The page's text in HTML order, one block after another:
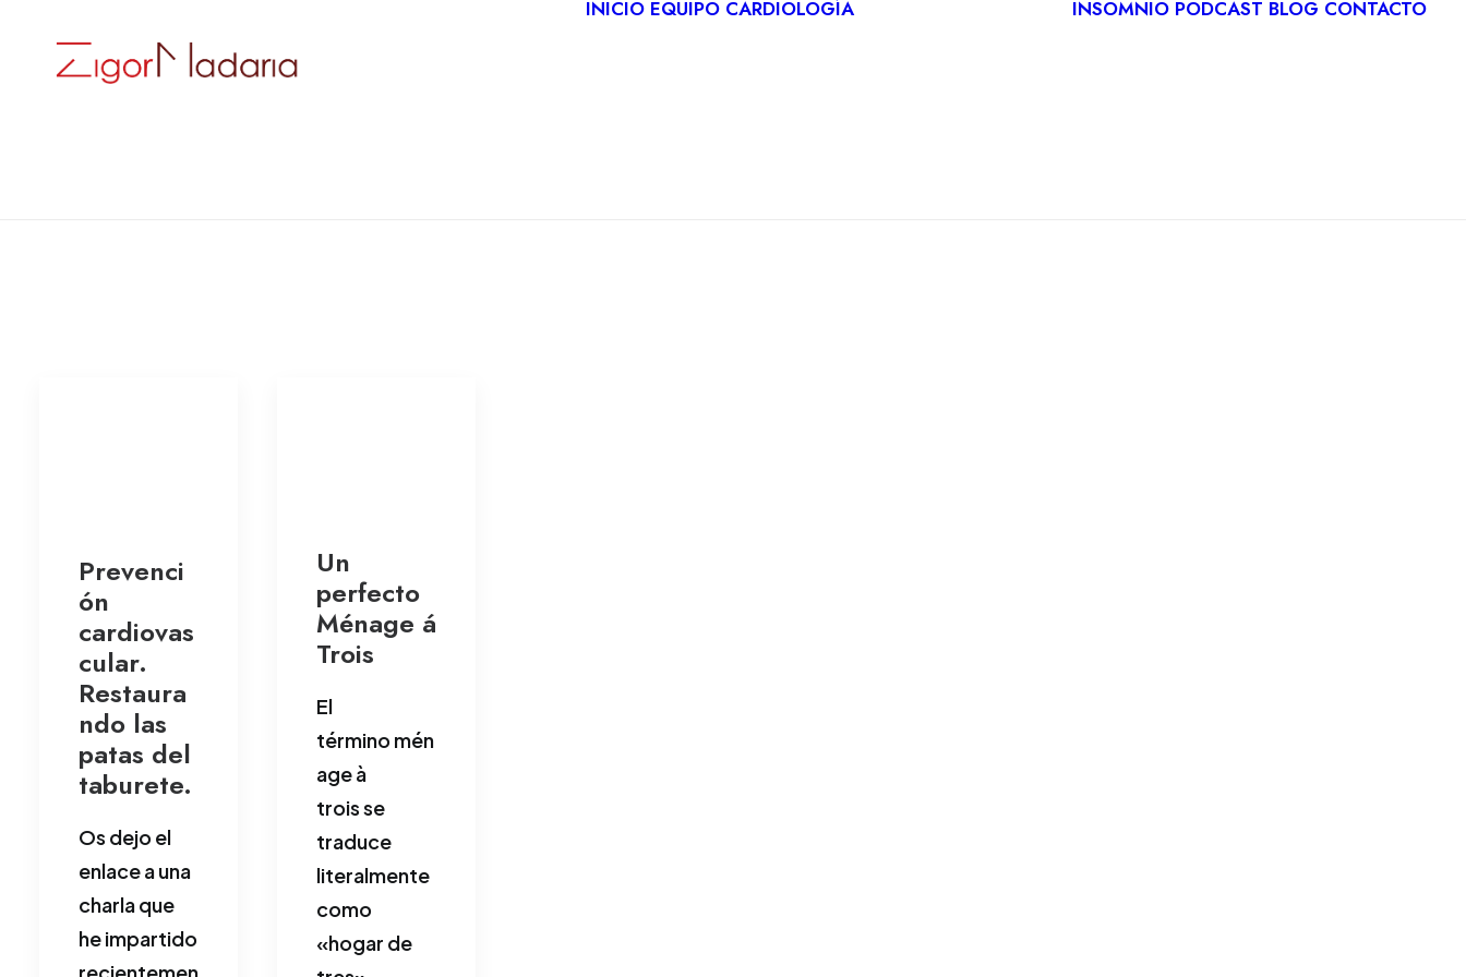
INICIO EQUIPO CARDIOLOGÍA INSOMNIO PODCAST BLOG CONTACTO
Prevenci
ón
cardiovas
cular.
Restaura
ndo las
patas del
taburete.
Os dejo el
enlace a una
charla que
he impartido
recientemen
Un
perfecto
Ménage á
Trois
El
término mén
age à
trois se
traduce
literalmente
como
«hogar de